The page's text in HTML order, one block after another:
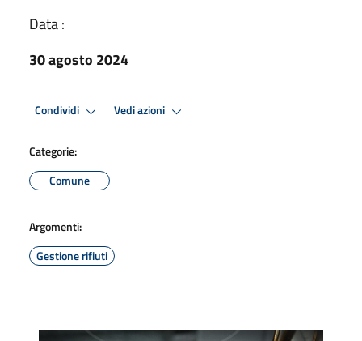
Data :
30 agosto 2024
Condividi Vedi azioni
Categorie:
Comune
Argomenti:
Gestione rifiuti